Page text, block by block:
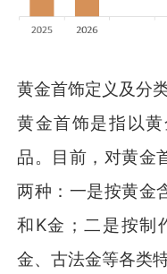
黄金首饰定义及分
黄金首饰是指以
品。目前，对黄金
两种：一是按黄金
和K金；二是按制
金、古法金等各类